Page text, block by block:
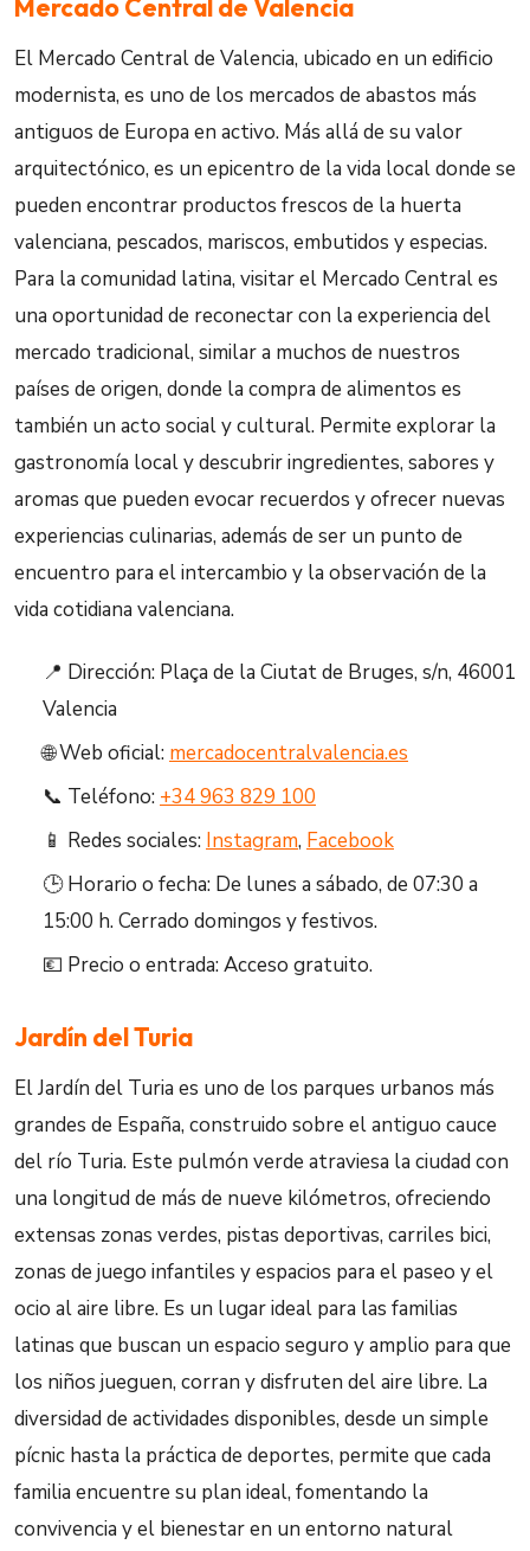
Mercado Central de Valencia
El Mercado Central de Valencia, ubicado en un edificio
modernista, es uno de los mercados de abastos más
antiguos de Europa en activo. Más allá de su valor
arquitectónico, es un epicentro de la vida local donde se
pueden encontrar productos frescos de la huerta
valenciana, pescados, mariscos, embutidos y especias.
Para la comunidad latina, visitar el Mercado Central es
una oportunidad de reconectar con la experiencia del
mercado tradicional, similar a muchos de nuestros
países de origen, donde la compra de alimentos es
también un acto social y cultural. Permite explorar la
gastronomía local y descubrir ingredientes, sabores y
aromas que pueden evocar recuerdos y ofrecer nuevas
experiencias culinarias, además de ser un punto de
encuentro para el intercambio y la observación de la
vida cotidiana valenciana.
📍 Dirección: Plaça de la Ciutat de Bruges, s/n, 46001
Valencia
🌐 Web oficial: mercadocentralvalencia.es
📞 Teléfono: +34 963 829 100
📱 Redes sociales: Instagram, Facebook
🕒 Horario o fecha: De lunes a sábado, de 07:30 a
15:00 h. Cerrado domingos y festivos.
💶 Precio o entrada: Acceso gratuito.
Jardín del Turia
El Jardín del Turia es uno de los parques urbanos más
grandes de España, construido sobre el antiguo cauce
del río Turia. Este pulmón verde atraviesa la ciudad con
una longitud de más de nueve kilómetros, ofreciendo
extensas zonas verdes, pistas deportivas, carriles bici,
zonas de juego infantiles y espacios para el paseo y el
ocio al aire libre. Es un lugar ideal para las familias
latinas que buscan un espacio seguro y amplio para que
los niños jueguen, corran y disfruten del aire libre. La
diversidad de actividades disponibles, desde un simple
pícnic hasta la práctica de deportes, permite que cada
familia encuentre su plan ideal, fomentando la
convivencia y el bienestar en un entorno natural